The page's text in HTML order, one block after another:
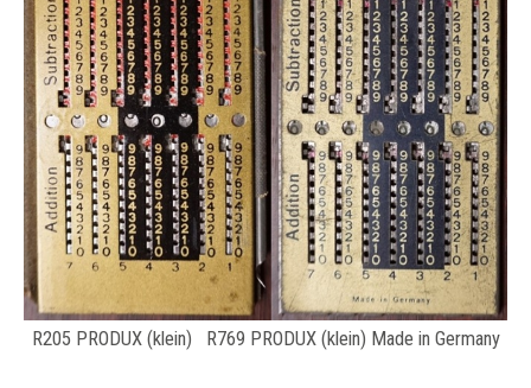
R205 PRODUX (klein) R769 PRODUX (klein) Made in Germany